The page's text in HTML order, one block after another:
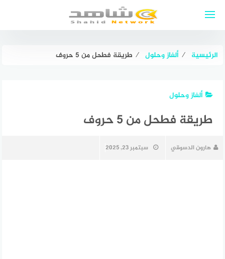
الرئيسية ⁄ ألغاز وحلول ⁄ طريقة فطحل من 5 حروف
ألغاز وحلول
طريقة فطحل من 5 حروف
هارون الدسوقي سبتمبر 23, 2025